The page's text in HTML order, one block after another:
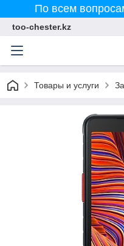
По всем
too-chester.kz
Товары и услуги